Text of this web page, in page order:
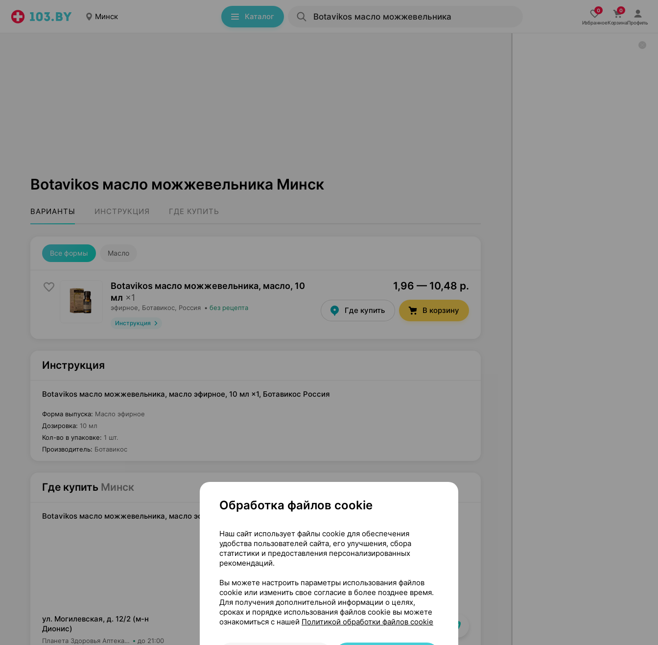
Минск Каталог
ИзбранноеКорзинаПрофиль
Botavikos масло можжевельника Минск
ВАРИАНТЫ ИНСТРУКЦИЯ ГДЕ КУПИТЬ
Все формы Масло
Botavikos масло можжевельника, масло, 10
мл ×1
эфирное, Ботавикос , Россия • без рецепта
Инструкция
1,96 — 10,48 р.
Где купить В корзину
Инструкция
Botavikos масло можжевельника, масло эфирное, 10 мл ×1, Ботавикос Россия
Форма выпуска: Масло эфирное
Дозировка: 10 мл
Кол-во в упаковке: 1 шт.
Производитель: Ботавикос
Где купить Минск
Botavikos масло можжевельника, масло эфирное, 10 мл ×1, Ботавикос Россия
На карте
ул. Могилевская, д. 12/2 (м-н
Дионис)
Планета Здоровья Аптека №28 ООО Аптека №6 до 21:00
1,96 р. обновл. в 12:08
Обработка файлов cookie
Наш сайт использует файлы cookie для обеспечения
удобства пользователей сайта, его улучшения, сбора
статистики и предоставления персонализированных
рекомендаций.
Вы можете настроить параметры использования файлов
cookie или изменить свое согласие в более позднее время.
Для получения дополнительной информации о целях,
сроках и порядке использования файлов cookie вы можете
ознакомиться с нашей Политикой обработки файлов cookie